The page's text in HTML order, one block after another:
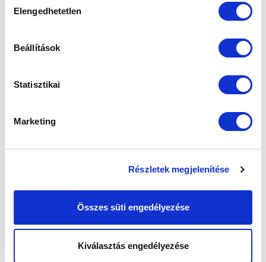
kiválasztása
Elengedhetetlen
Beállítások
Statisztikai
Marketing
Részletek megjelenítése
Összes süti engedélyezése
Kiválasztás engedélyezése
MTK BUDAPEST HÍRLEVÉL
SZPONZOROK